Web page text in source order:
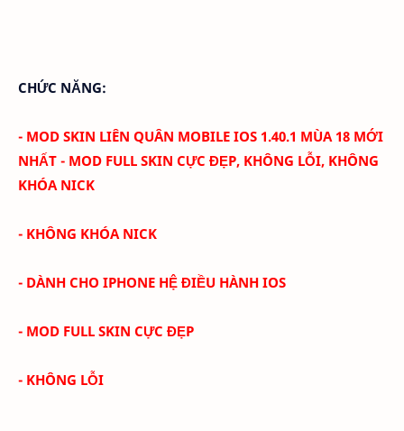
CHỨC NĂNG:
- MOD SKIN LIÊN QUÂN MOBILE IOS 1.40.1 MÙA 18 MỚI
NHẤT - MOD FULL SKIN CỰC ĐẸP, KHÔNG LỖI, KHÔNG
KHÓA NICK
- KHÔNG KHÓA NICK
- DÀNH CHO IPHONE HỆ ĐIỀU HÀNH IOS
- MOD FULL SKIN CỰC ĐẸP
- KHÔNG LỖI